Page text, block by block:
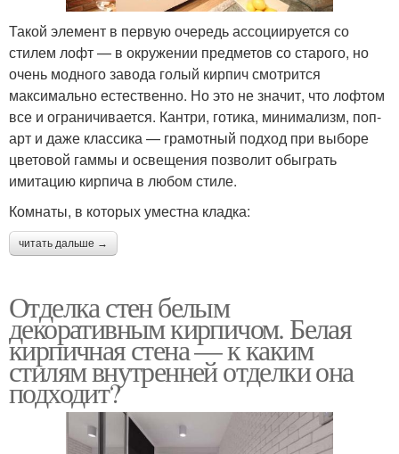
Такой элемент в первую очередь ассоциируется со
стилем лофт — в окружении предметов со старого, но
очень модного завода голый кирпич смотрится
максимально естественно. Но это не значит, что лофтом
все и ограничивается. Кантри, готика, минимализм, поп-
арт и даже классика — грамотный подход при выборе
цветовой гаммы и освещения позволит обыграть
имитацию кирпича в любом стиле.
Комнаты, в которых уместна кладка:
читать дальше →
Отделка стен белым
декоративным кирпичом. Белая
кирпичная стена — к каким
стилям внутренней отделки она
подходит?